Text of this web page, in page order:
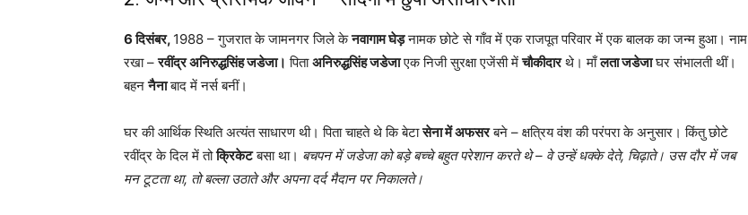
6 दिसंबर, 1988 – गुजरात के जामनगर जिले केनवागाम घेड़नामक छोटे से गाँव में एक राजपूत परिवार में एक बालक का जन्म हुआ। नाम
रखा –रवींद्र अनिरुद्धसिंह जडेजा। पिताअनिरुद्धसिंह जडेजाएक निजी सुरक्षा एजेंसी मेंचौकीदारथे। माँलता जडेजाघर संभालती थीं।
बहननैनाबाद में नर्स बनीं।
घर की आर्थिक स्थिति अत्यंत साधारण थी। पिता चाहते थे कि बेटासेना में अफसरबने – क्षत्रिय वंश की परंपरा के अनुसार। किंतु छोटे
रवींद्र के दिल में तोक्रिकेटबसा था। बचपन में जडेजा को बड़े बच्चे बहुत परेशान करते थे – वे उन्हें धक्के देते, चिढ़ाते। उस दौर में जब
मन टूटता था, तो बल्ला उठाते और अपना दर्द मैदान पर निकालते।